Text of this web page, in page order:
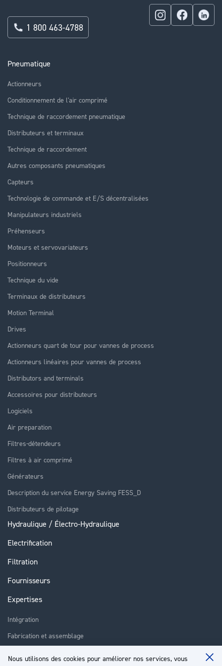
Nous utilisons des cookies pour améliorer nos services, vous
Pneumatique
Actionneurs
Conditionnement de l'air comprimé
Technique de raccordement pneumatique
Distributeurs et terminaux
Technique de raccordement
Autres composants pneumatiques
Capteurs
Technologie de commande et E/S décentralisées
Manipulateurs industriels
Préhenseurs
Moteurs et servovariateurs
Positionneurs
Technique du vide
Terminaux de distributeurs
Motion Terminal
Drives
Actionneurs quart de tour pour vannes de process
Actionneurs linéaires pour vannes de process
Distributors and terminals
Accessoires pour distributeurs
Logiciels
Air preparation
Filtres-détendeurs
Filtres à air comprimé
Générateurs
Description du service Energy Saving FESS_D
Distributeurs de pilotage
Hydraulique / Électro-Hydraulique
Electrification
Filtration
Fournisseurs
Expertises
Intégration
Fabrication et assemblage
1 800 463-4788